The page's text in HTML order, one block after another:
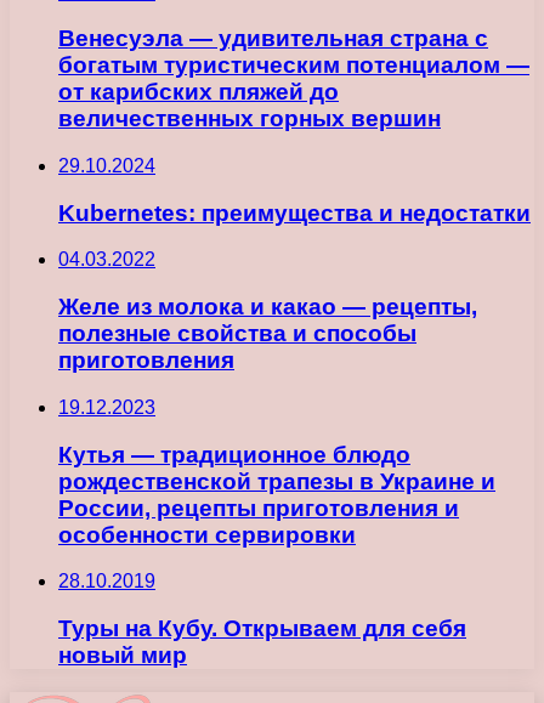
Венесуэла — удивительная страна с
богатым туристическим потенциалом —
от карибских пляжей до
величественных горных вершин
29.10.2024
Kubernetes: преимущества и недостатки
04.03.2022
Желе из молока и какао — рецепты,
полезные свойства и способы
приготовления
19.12.2023
Кутья — традиционное блюдо
рождественской трапезы в Украине и
России, рецепты приготовления и
особенности сервировки
28.10.2019
Туры на Кубу. Открываем для себя
новый мир